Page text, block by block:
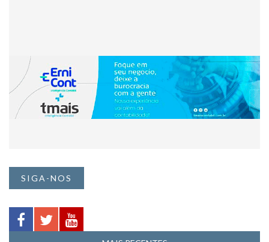
SIGA-NOS